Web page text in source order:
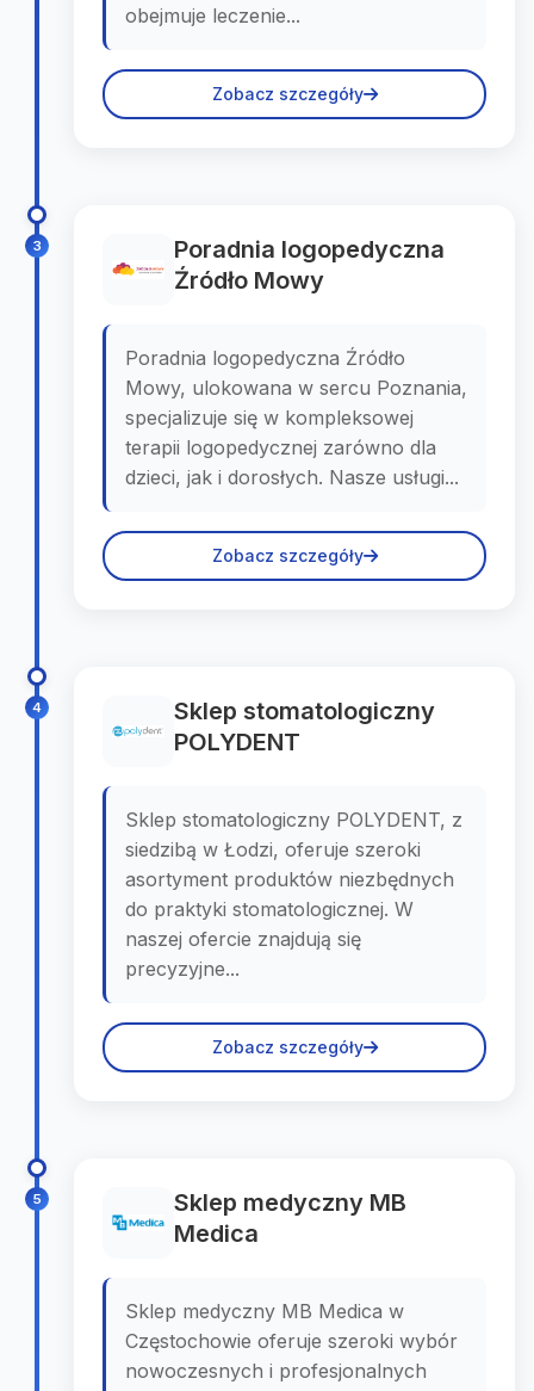
obejmuje leczenie...
Zobacz szczegóły
3
Poradnia logopedyczna
Źródło Mowy
Poradnia logopedyczna Źródło
Mowy, ulokowana w sercu Poznania,
specjalizuje się w kompleksowej
terapii logopedycznej zarówno dla
dzieci, jak i dorosłych. Nasze usługi...
Zobacz szczegóły
4
Sklep stomatologiczny
POLYDENT
Sklep stomatologiczny POLYDENT, z
siedzibą w Łodzi, oferuje szeroki
asortyment produktów niezbędnych
do praktyki stomatologicznej. W
naszej ofercie znajdują się
precyzyjne...
Zobacz szczegóły
5
Sklep medyczny MB
Medica
Sklep medyczny MB Medica w
Częstochowie oferuje szeroki wybór
nowoczesnych i profesjonalnych